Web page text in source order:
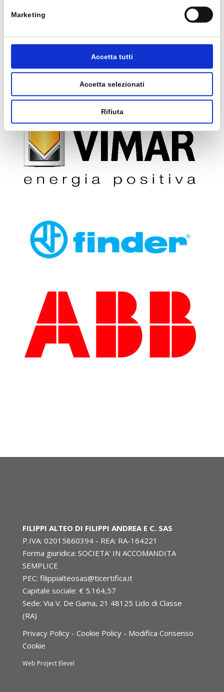
Marketing
Accetta tutti
Accetta selezionati
Rifiuta
FILIPPI ALTEO DI FILIPPI ANDREA E C. SAS
P.IVA: 02015860394 - REA: RA-164221
Forma giuridica: SOCIETA' IN ACCOMANDITA
SEMPLICE
PEC: filippialteosas@ticertifica.it
Capitale sociale: € 5.164,57
Sede: Via V. De Gama, 21 48125 Lido di Classe
(RA)
Privacy Policy- Cookie Policy- Modifica Consenso
Cookie
Web Project Elevel